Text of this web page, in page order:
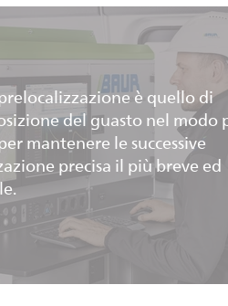
è quello di
del guasto nel modo
mantenere le successive
precisa il più breve ed